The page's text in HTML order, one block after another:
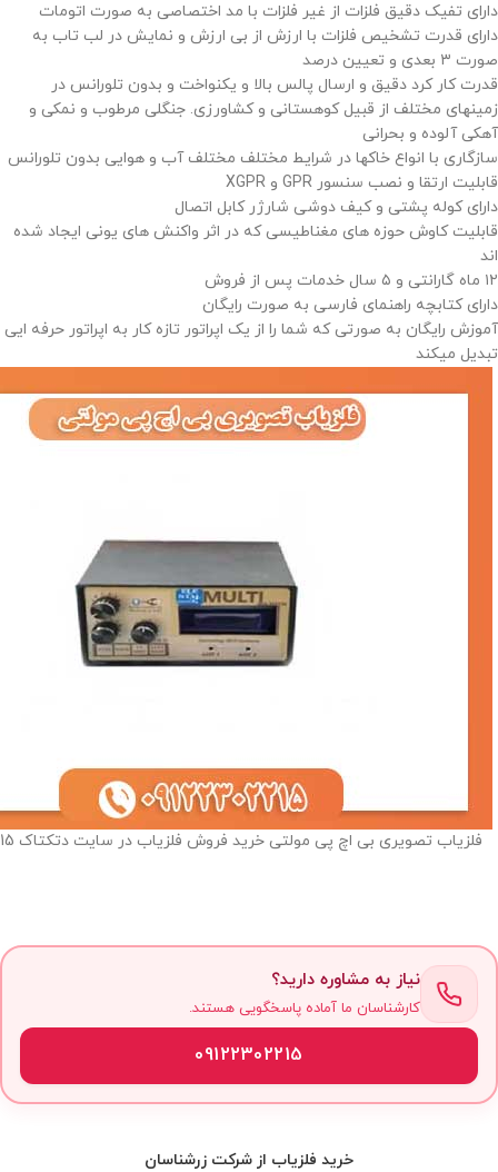
دارای تفیک دقیق فلزات از غیر فلزات با مد اختصاصی به صورت اتومات
دارای قدرت تشخیص فلزات با ارزش از بی ارزش و نمایش در لب تاب به
صورت ۳ بعدی و تعیین درصد
قدرت کار کرد دقیق و ارسال پالس بالا و یکنواخت و بدون تلورانس در
زمینهای مختلف از قبیل کوهستانی و کشاورزی. جنگلی مرطوب و نمکی و
آهکی آلوده و بحرانی
سازگاری با انواع خاکها در شرایط مختلف مختلف آب و هوایی بدون تلورانس
قابلیت ارتقا و نصب سنسور GPR و XGPR
دارای کوله پشتی و کیف دوشی شارژر کابل اتصال
قابلیت کاوش حوزه های مغناطیسی که در اثر واکنش های یونی ایجاد شده
اند
۱۲ ماه گارانتی و ۵ سال خدمات پس از فروش
دارای کتابچه راهنمای فارسی به صورت رایگان
آموزش رایگان به صورتی که شما را از یک اپراتور تازه کار به اپراتور حرفه ایی
تبدیل میکند
فلزیاب تصویری بی اچ پی مولتی خرید فروش فلزیاب در سایت دتکتاک 09122302215
نیاز به مشاوره دارید؟
کارشناسان ما آماده پاسخگویی هستند.
09122302215
خرید فلزیاب از شرکت زرشناسان